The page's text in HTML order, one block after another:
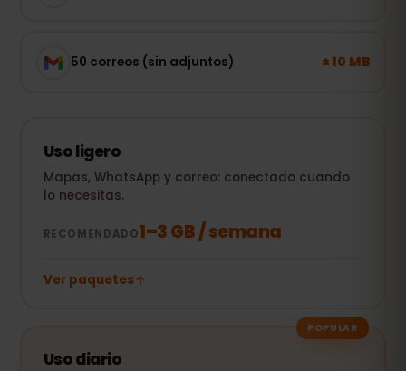
50 correos (sin adjuntos) ± 10 MB
Uso ligero
Mapas, WhatsApp y correo: conectado cuando
lo necesitas.
RECOMENDADO1–3 GB / semana
Ver paquetes
POPULAR
Uso diario